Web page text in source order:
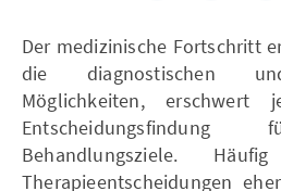
Der medizinische Fortschritt
die diagnostischen
Möglichkeiten, erschwert
Entscheidungsfindung
Behandlungsziele.
Therapieentscheidungen